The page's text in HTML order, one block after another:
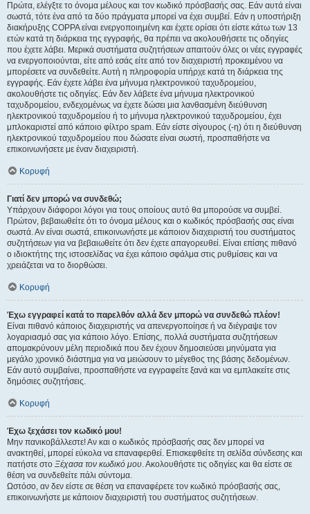
Πρώτα, ελέγξτε το όνομα μέλους και τον κωδικό πρόσβασής σας. Εάν αυτά είναι
σωστά, τότε ένα από τα δύο πράγματα μπορεί να έχει συμβεί. Εάν η υποστήριξη
διακήρυξης COPPA είναι ενεργοποιημένη και έχετε ορίσει ότι είστε κάτω των 13
ετών κατά τη διάρκεια της εγγραφής, θα πρέπει να ακολουθήσετε τις οδηγίες
που έχετε λάβει. Μερικά συστήματα συζητήσεων απαιτούν όλες οι νέες εγγραφές
να ενεργοποιούνται, είτε από εσάς είτε από τον διαχειριστή προκειμένου να
μπορέσετε να συνδεθείτε. Αυτή η πληροφορία υπήρχε κατά τη διάρκεια της
εγγραφής. Εάν έχετε λάβει ένα μήνυμα ηλεκτρονικού ταχυδρομείου,
ακολουθήστε τις οδηγίες. Εάν δεν λάβετε ένα μήνυμα ηλεκτρονικού
ταχυδρομείου, ενδεχομένως να έχετε δώσει μια λανθασμένη διεύθυνση
ηλεκτρονικού ταχυδρομείου ή το μήνυμα ηλεκτρονικού ταχυδρομείου, έχει
μπλοκαριστεί από κάποιο φίλτρο spam. Εάν είστε σίγουρος (-η) ότι η διεύθυνση
ηλεκτρονικού ταχυδρομείου που δώσατε είναι σωστή, προσπαθήστε να
επικοινωνήσετε με έναν διαχειριστή.
Κορυφή
Γιατί δεν μπορώ να συνδεθώ;
Υπάρχουν διάφοροι λόγοι για τους οποίους αυτό θα μπορούσε να συμβεί.
Πρώτον, βεβαιωθείτε ότι το όνομα μέλους και ο κωδικός πρόσβασής σας είναι
σωστά. Αν είναι σωστά, επικοινωνήστε με κάποιον διαχειριστή του συστήματος
συζητήσεων για να βεβαιωθείτε ότι δεν έχετε απαγορευθεί. Είναι επίσης πιθανό
ο ιδιοκτήτης της ιστοσελίδας να έχει κάποιο σφάλμα στις ρυθμίσεις και να
χρειάζεται να το διορθώσει.
Κορυφή
Έχω εγγραφεί κατά το παρελθόν αλλά δεν μπορώ να συνδεθώ πλέον!
Είναι πιθανό κάποιος διαχειριστής να απενεργοποίησε ή να διέγραψε τον
λογαριασμό σας για κάποιο λόγο. Επίσης, πολλά συστήματα συζητήσεων
απομακρύνουν μέλη περιοδικά που δεν έχουν δημοσιεύσει μηνύματα για
μεγάλο χρονικό διάστημα για να μειώσουν το μέγεθος της βάσης δεδομένων.
Εάν αυτό συμβαίνει, προσπαθήστε να εγγραφείτε ξανά και να εμπλακείτε στις
δημόσιες συζητήσεις.
Κορυφή
Έχω ξεχάσει τον κωδικό μου!
Μην πανικοβάλλεστε! Αν και ο κωδικός πρόσβασής σας δεν μπορεί να
ανακτηθεί, μπορεί εύκολα να επαναφερθεί. Επισκεφθείτε τη σελίδα σύνδεσης και
πατήστε στο Ξέχασα τον κωδικό μου. Ακολουθήστε τις οδηγίες και θα είστε σε
θέση να συνδεθείτε πάλι σύντομα.
Ωστόσο, αν δεν είστε σε θέση να επαναφέρετε τον κωδικό πρόσβασής σας,
επικοινωνήστε με κάποιον διαχειριστή του συστήματος συζητήσεων.